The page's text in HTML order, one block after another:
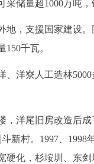
储量超1000万吨，
地，支援国家建设
千瓦。
、洋寮人工造林
，洋尾旧房改造后
村。1997、1998
硬化，杉垵圳、东